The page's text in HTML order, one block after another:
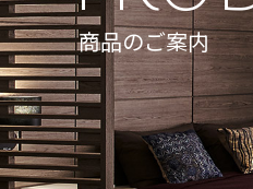
商品のご案内